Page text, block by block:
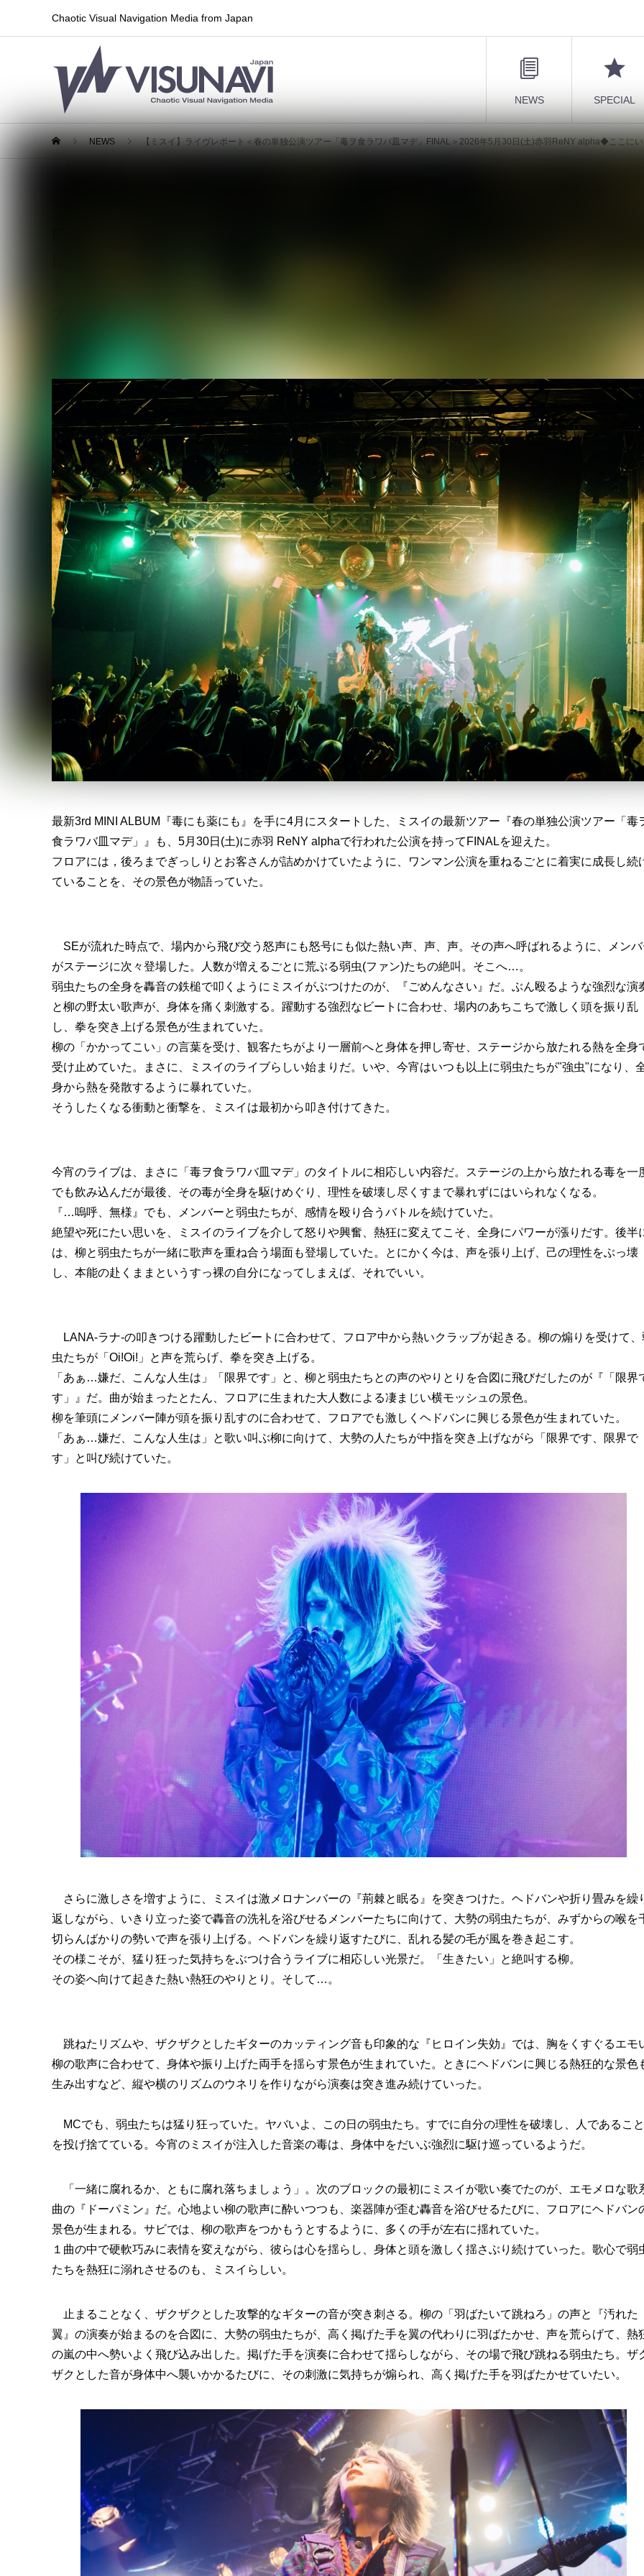
Chaotic Visual Navigation Media from Japan
NEWS SPECIAL
NEWS 【ミスイ】ライヴレポート＜春の単独公演ツアー「毒ヲ食ラワバ皿マデ」FINAL＞2026年5月30日(土)赤羽ReNY alpha◆ここにいる弱虫(ファン)たちは知っている。気力や体力の限界を超えた先にこそ、
最新3rd MINI ALBUM『毒にも薬にも』を手に4月にスタートした、ミスイの最新ツアー『春の単独公演ツアー「毒
食ラワバ皿マデ」』も、5月30日(土)に赤羽 ReNY alphaで行われた公演を持ってFINALを迎えた。
フロアには，後ろまでぎっしりとお客さんが詰めかけていたように、ワンマン公演を重ねるごとに着実に成長し続
ていることを、その景色が物語っていた。
SEが流れた時点で、場内から飛び交う怒声にも怒号にも似た熱い声、声、声。その声へ呼ばれるように、メン
がステージに次々登場した。人数が増えるごとに荒ぶる弱虫(ファン)たちの絶叫。そこへ…。
弱虫たちの全身を轟音の鉄槌で叩くようにミスイがぶつけたのが、『ごめんなさい』だ。ぶん殴るような強烈な演
と柳の野太い歌声が、身体を痛く刺激する。躍動する強烈なビートに合わせ、場内のあちこちで激しく頭を振り乱
し、拳を突き上げる景色が生まれていた。
柳の「かかってこい」の言葉を受け、観客たちがより一層前へと身体を押し寄せ、ステージから放たれる熱を全身
受け止めていた。まさに、ミスイのライブらしい始まりだ。いや、今宵はいつも以上に弱虫たちが"強虫"になり、
身から熱を発散するように暴れていた。
そうしたくなる衝動と衝撃を、ミスイは最初から叩き付けてきた。
今宵のライブは、まさに「毒ヲ食ラワバ皿マデ」のタイトルに相応しい内容だ。ステージの上から放たれる毒を一
でも飲み込んだが最後、その毒が全身を駆けめぐり、理性を破壊し尽くすまで暴れずにはいられなくなる。
『…嗚呼、無様』でも、メンバーと弱虫たちが、感情を殴り合うバトルを続けていた。
絶望や死にたい思いを、ミスイのライブを介して怒りや興奮、熱狂に変えてこそ、全身にパワーが漲りだす。後半
は、柳と弱虫たちが一緒に歌声を重ね合う場面も登場していた。とにかく今は、声を張り上げ、己の理性をぶっ壊
し、本能の赴くままというすっ裸の自分になってしまえば、それでいい。
LANA-ラナ-の叩きつける躍動したビートに合わせて、フロア中から熱いクラップが起きる。柳の煽りを受けて、
虫たちが「Oi!Oi!」と声を荒らげ、拳を突き上げる。
「あぁ…嫌だ、こんな人生は」「限界です」と、柳と弱虫たちとの声のやりとりを合図に飛びだしたのが『「限界
す」』だ。曲が始まったとたん、フロアに生まれた大人数による凄まじい横モッシュの景色。
柳を筆頭にメンバー陣が頭を振り乱すのに合わせて、フロアでも激しくヘドバンに興じる景色が生まれていた。
「あぁ…嫌だ、こんな人生は」と歌い叫ぶ柳に向けて、大勢の人たちが中指を突き上げながら「限界です、限界で
す」と叫び続けていた。
さらに激しさを増すように、ミスイは激メロナンバーの『荊棘と眠る』を突きつけた。ヘドバンや折り畳みを繰
返しながら、いきり立った姿で轟音の洗礼を浴びせるメンバーたちに向けて、大勢の弱虫たちが、みずからの喉を
切らんばかりの勢いで声を張り上げる。ヘドバンを繰り返すたびに、乱れる髪の毛が風を巻き起こす。
その様こそが、猛り狂った気持ちをぶつけ合うライブに相応しい光景だ。「生きたい」と絶叫する柳。
その姿へ向けて起きた熱い熱狂のやりとり。そして…。
跳ねたリズムや、ザクザクとしたギターのカッティング音も印象的な『ヒロイン失効』では、胸をくすぐるエモ
柳の歌声に合わせて、身体や振り上げた両手を揺らす景色が生まれていた。ときにヘドバンに興じる熱狂的な景色
生み出すなど、縦や横のリズムのウネリを作りながら演奏は突き進み続けていった。
MCでも、弱虫たちは猛り狂っていた。ヤバいよ、この日の弱虫たち。すでに自分の理性を破壊し、人であること
を投げ捨てている。今宵のミスイが注入した音楽の毒は、身体中をだいぶ強烈に駆け巡っているようだ。
「一緒に腐れるか、ともに腐れ落ちましょう」。次のブロックの最初にミスイが歌い奏でたのが、エモメロな歌
曲の『ドーパミン』だ。心地よい柳の歌声に酔いつつも、楽器陣が歪む轟音を浴びせるたびに、フロアにヘドバン
景色が生まれる。サビでは、柳の歌声をつかもうとするように、多くの手が左右に揺れていた。
１曲の中で硬軟巧みに表情を変えながら、彼らは心を揺らし、身体と頭を激しく揺さぶり続けていった。歌心で弱
たちを熱狂に溺れさせるのも、ミスイらしい。
止まることなく、ザクザクとした攻撃的なギターの音が突き刺さる。柳の「羽ばたいて跳ねろ」の声と『汚れた
翼』の演奏が始まるのを合図に、大勢の弱虫たちが、高く掲げた手を翼の代わりに羽ばたかせ、声を荒らげて、熱
の嵐の中へ勢いよく飛び込み出した。掲げた手を演奏に合わせて揺らしながら、その場で飛び跳ねる弱虫たち。ザ
ザクとした音が身体中へ襲いかかるたびに、その刺激に気持ちが煽られ、高く掲げた手を羽ばたかせていたい。